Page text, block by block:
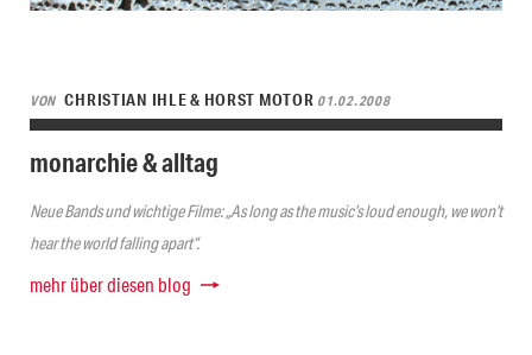
VON CHRISTIAN IHLE & HORST MOTOR 01.02.2008
monarchie & alltag
Neue Bands und wichtige Filme: „As long as the music’s loud enough, we won’t
hear the world falling apart“.
mehr über diesen blog